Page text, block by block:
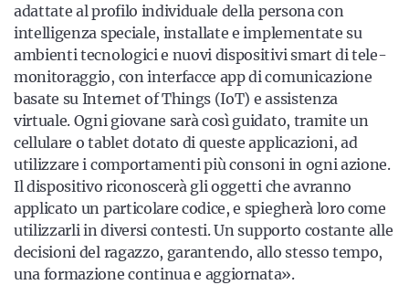
adattate al profilo individuale della persona con
intelligenza speciale, installate e implementate su
ambienti tecnologici e nuovi dispositivi smart di tele-
monitoraggio, con interfacce app di comunicazione
basate su Internet of Things (IoT) e assistenza
virtuale. Ogni giovane sarà così guidato, tramite un
cellulare o tablet dotato di queste applicazioni, ad
utilizzare i comportamenti più consoni in ogni azione.
Il dispositivo riconoscerà gli oggetti che avranno
applicato un particolare codice, e spiegherà loro come
utilizzarli in diversi contesti. Un supporto costante alle
decisioni del ragazzo, garantendo, allo stesso tempo,
una formazione continua e aggiornata».